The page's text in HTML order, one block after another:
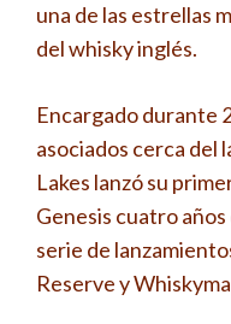
una de las estrellas
del whisky inglés.
Encargado durante
asociados cerca del
Lakes lanzó su
Genesis cuatro
serie de
Reserve y